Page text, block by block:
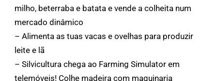
milho, beterraba e batata e vende a colheita num
mercado dinâmico
– Alimenta as tuas vacas e ovelhas para produzir
leite e lã
– Silvicultura chega ao Farming Simulator em
telemóveis! Colhe madeira com maquinaria